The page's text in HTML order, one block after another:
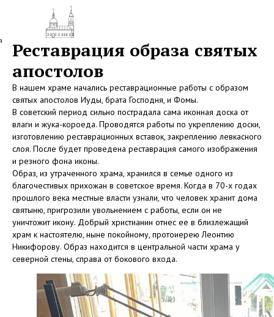
Реставрация образа святых
апостолов
В нашем храме начались реставрационные работы с образом
святых апостолов Иуды, брата Господня, и Фомы.
В советский период сильно пострадала сама иконная доска от
влаги и жука-короеда. Проводятся работы по укреплению доски,
изготовлению реставрационных вставок, закреплению левкасного
слоя. После будет проведена реставрация самого изображения
и резного фона иконы.
Образ, из утраченного храма, хранился в семье одного из
благочестивых прихожан в советское время. Когда в 70-х годах
прошлого века местные власти узнали, что человек хранит дома
святыню, пригрозили увольнением с работы, если он не
уничтожит икону. Добрый христианин отнес ее в близлежащий
храм к настоятелю, ныне покойному, протоиерею Леонтию
Никифорову. Образ находится в центральной части храма у
северной стены, справа от бокового входа.